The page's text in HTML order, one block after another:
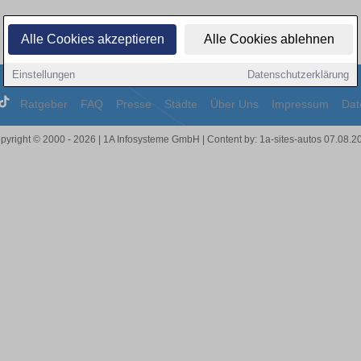
Alle Cookies akzeptieren Alle Cookies ablehnen
Einstellungen Datenschutzerklärung
Ratgeber FAQ Presse Städte Über Uns Impressum
© 2000 - 2026 | 1A Infosysteme GmbH | Content by: 1a-sites-autos